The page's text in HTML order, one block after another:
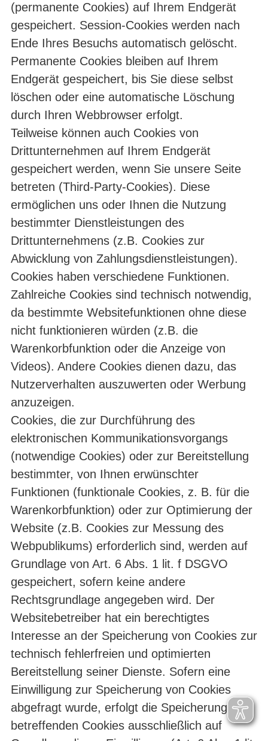
(permanente Cookies) auf Ihrem Endgerät
gespeichert. Session-Cookies werden nach
Ende Ihres Besuchs automatisch gelöscht.
Permanente Cookies bleiben auf Ihrem
Endgerät gespeichert, bis Sie diese selbst
löschen oder eine automatische Löschung
durch Ihren Webbrowser erfolgt.
Teilweise können auch Cookies von
Drittunternehmen auf Ihrem Endgerät
gespeichert werden, wenn Sie unsere Seite
betreten (Third-Party-Cookies). Diese
ermöglichen uns oder Ihnen die Nutzung
bestimmter Dienstleistungen des
Drittunternehmens (z.B. Cookies zur
Abwicklung von Zahlungsdienstleistungen).
Cookies haben verschiedene Funktionen.
Zahlreiche Cookies sind technisch notwendig,
da bestimmte Websitefunktionen ohne diese
nicht funktionieren würden (z.B. die
Warenkorbfunktion oder die Anzeige von
Videos). Andere Cookies dienen dazu, das
Nutzerverhalten auszuwerten oder Werbung
anzuzeigen.
Cookies, die zur Durchführung des
elektronischen Kommunikationsvorgangs
(notwendige Cookies) oder zur Bereitstellung
bestimmter, von Ihnen erwünschter
Funktionen (funktionale Cookies, z. B. für die
Warenkorbfunktion) oder zur Optimierung der
Website (z.B. Cookies zur Messung des
Webpublikums) erforderlich sind, werden auf
Grundlage von Art. 6 Abs. 1 lit. f DSGVO
gespeichert, sofern keine andere
Rechtsgrundlage angegeben wird. Der
Websitebetreiber hat ein berechtigtes
Interesse an der Speicherung von Cookies zur
technisch fehlerfreien und optimierten
Bereitstellung seiner Dienste. Sofern eine
Einwilligung zur Speicherung von Cookies
abgefragt wurde, erfolgt die Speicherung der
betreffenden Cookies ausschließlich auf